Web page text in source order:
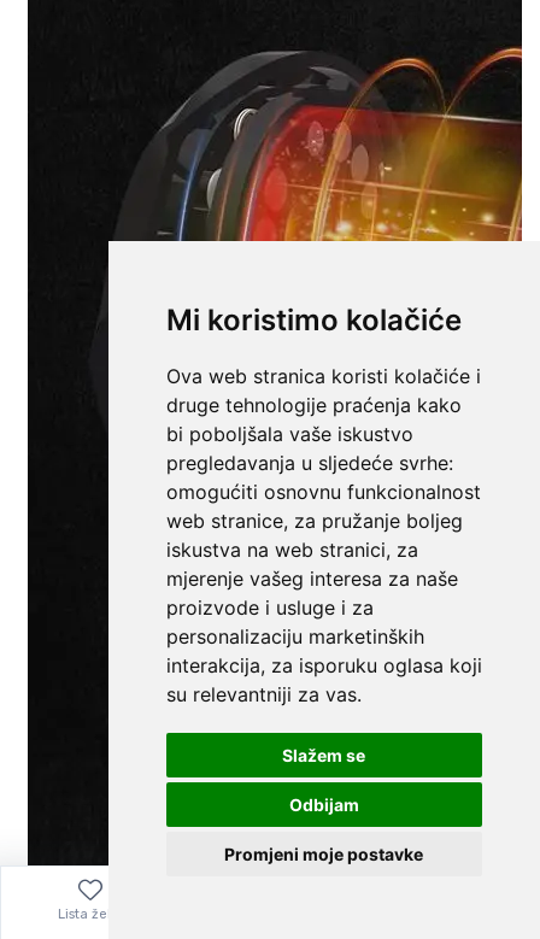
Mi koristimo kolačiće
Ova web stranica koristi kolačiće i
druge tehnologije praćenja kako
bi poboljšala vaše iskustvo
pregledavanja u sljedeće svrhe:
omogućiti osnovnu funkcionalnost
web stranice, za pružanje boljeg
iskustva na web stranici, za
mjerenje vašeg interesa za naše
proizvode i usluge i za
personalizaciju marketinških
interakcija, za isporuku oglasa koji
su relevantniji za vas.
Slažem se
Odbijam
Promjeni moje postavke
Lista želja